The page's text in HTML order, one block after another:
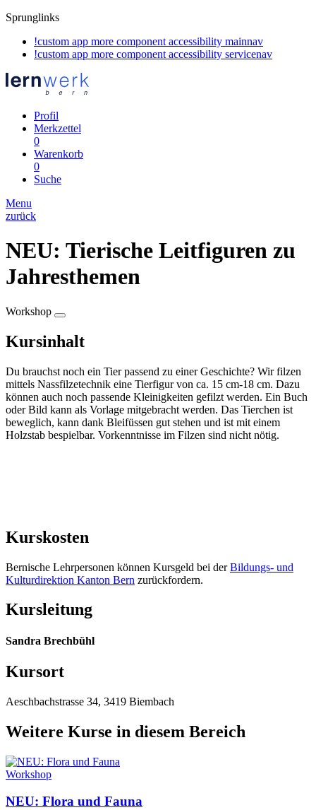
Sprunglinks
!custom app more component accessibility mainnav
!custom app more component accessibility servicenav
Profil
Merkzettel
0
Warenkorb
0
Suche
Menu
zurück
NEU: Tierische Leitfiguren zu
Jahresthemen
Workshop
Kursinhalt
Du brauchst noch ein Tier passend zu einer Geschichte? Wir filzen
mittels Nassfilzetechnik eine Tierfigur von ca. 15 cm-18 cm. Dazu
können auch noch passende Kleinigkeiten gefilzt werden. Ein Buch
oder Bild kann als Vorlage mitgebracht werden. Das Tierchen ist
beweglich, kann dank Bleifüssen gut stehen und ist mit einem
Holzstab bespielbar. Vorkenntnisse im Filzen sind nicht nötig.
Kurskosten
Bernische Lehrpersonen können Kursgeld bei derBildungs- und
Kulturdirektion Kanton Bern zurückfordern.
Kursleitung
Sandra Brechbühl
Kursort
Aeschbachstrasse 34, 3419 Biembach
Weitere Kurse in diesem Bereich
Workshop
NEU: Flora und Fauna